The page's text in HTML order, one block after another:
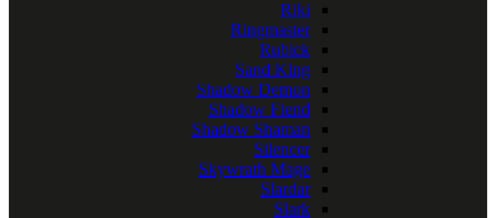
Riki
Ringmaster
Rubick
Sand King
Shadow Demon
Shadow Fiend
Shadow Shaman
Silencer
Skywrath Mage
Slardar
Slark